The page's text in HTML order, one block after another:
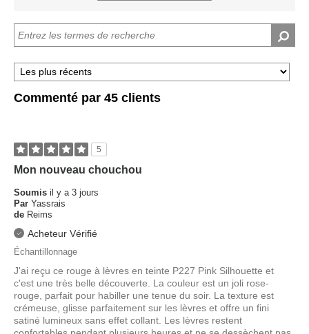
Commenté par 45 clients
5
Mon nouveau chouchou
Soumis il y a 3 jours
Par Yassrais
de Reims
Acheteur Vérifié
Échantillonnage
J'ai reçu ce rouge à lèvres en teinte P227 Pink Silhouette et
c'est une très belle découverte. La couleur est un joli rose-
rouge, parfait pour habiller une tenue du soir. La texture est
crémeuse, glisse parfaitement sur les lèvres et offre un fini
satiné lumineux sans effet collant. Les lèvres restent